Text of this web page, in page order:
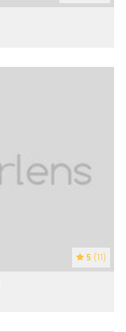
5 (11)